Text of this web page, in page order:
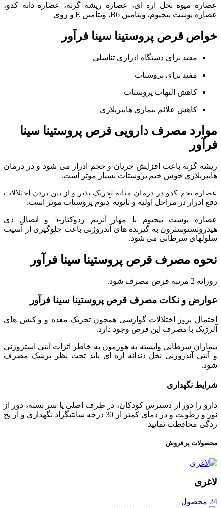
عصاره میوه نخل اره ای، عصاره ریشه گزنه، عصاره دانه کدو،
عصاره پوست پیجیوم، ویتامین B6، ویتامین E و روی
خواص قرص پروستینا سینا فرآور
مفید برای دستگاه ادراری تناسلی
مفید برای پروستات
کاهش التهاب پروستات
کاهش علائم بیماری هایپرپلازی
موارد مصرف دارویی قرص پروستینا سینا
فرآور
ریشه گزنه باعث افزایش جریان و حجم ادرار می شود و در درمان
هایپرپلازی خوش خیم پروستات بسیار موثر است.
عصاره تخم کدو در درمان مثانه تحریک پذیر و از بین بردن اختلالات
دفع ادرار در مراحل اولیه و ثانویه آدنوم پروستات موثر است.
عصاره پوست پیجیوم با مهار آنزیم ردوکتاز-5 و اتصال دی
هیدروتستوسترون به گیرنده های آندروژنی باعث جلوگیری از آسیب
سلولهای سرطانی می شود.
نحوه مصرف قرص پروستینا سینا فرآور
روزانه 2 مرتبه قرص مصرف شود.
عوارض و نکات مصرف قرص پروستینا سینا فرآور
احتمال بروز اختلالات گوارشی همچون تحریک معده و واکنش های
آلرژیک با مصرف این قرص وجود دارد.
بیماران سرطانی وابسته به هورمون به خاطر اثرات آنتی استروژنی
و آنتی آندروژنی نخل دندانه اره ای باید تحت نظر پزشک مصرف
شود.
شرایط نگهداری
دارو را دور از دسترس کودکان، در ظرف اصلی یا سر بسته، دور از
نور و رطوبت و در دمای کمتر از 30 درجه سانتیگراد نگهداری و از یخ
زدگی محافظت نمایید.
محصولات پر فروش
لاغری
24 محصول